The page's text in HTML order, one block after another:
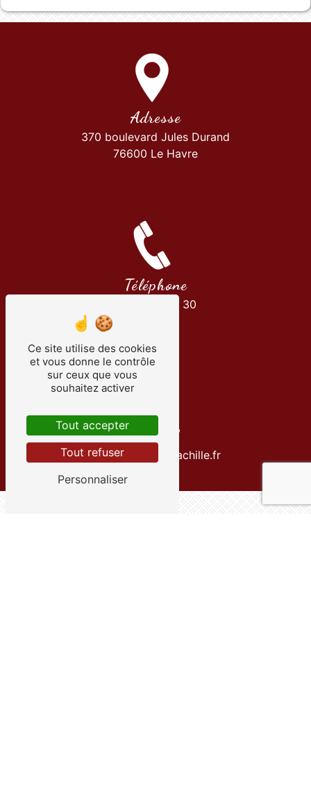
Adresse
370 boulevard Jules Durand
76600 Le Havre
Téléphone
01 34 30 35 30
E-mail
info@transportsachille.fr
Ce site utilise des cookies
et vous donne le contrôle
sur ceux que vous
souhaitez activer
Tout accepter
Tout refuser
Personnaliser